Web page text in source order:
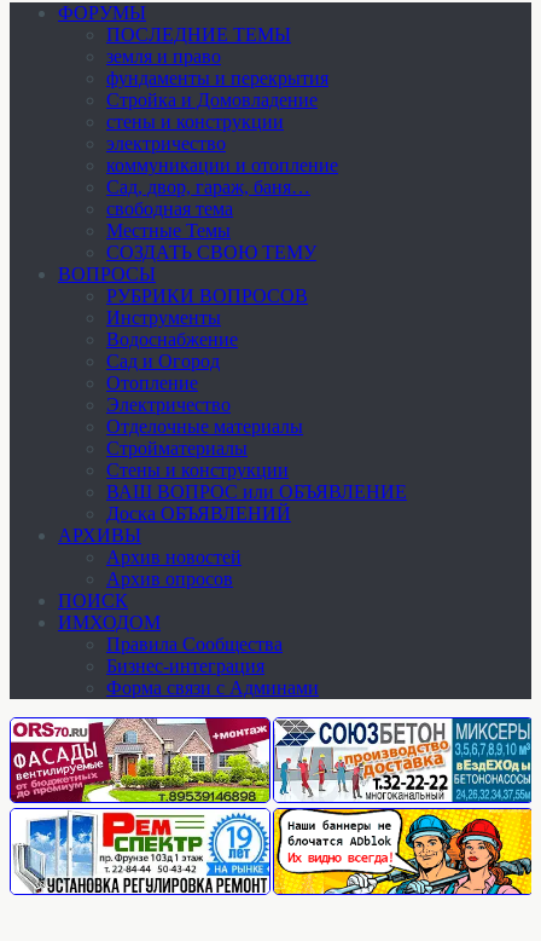
ФОРУМЫ
ПОСЛЕДНИЕ ТЕМЫ
земля и право
фундаменты и перекрытия
Стройка и Домовладение
стены и конструкции
электричество
коммуникации и отопление
Cад, двор, гараж, баня…
свободная тема
Местные Темы
СОЗДАТЬ СВОЮ ТЕМУ
ВОПРОСЫ
РУБРИКИ ВОПРОСОВ
Инструменты
Водоснабжение
Сад и Огород
Отопление
Электричество
Отделочные материалы
Стройматериалы
Стены и конструкции
ВАШ ВОПРОС или ОБЪЯВЛЕНИЕ
Доска ОБЪЯВЛЕНИЙ
АРХИВЫ
Архив новостей
Архив опросов
ПОИСК
ИМХОДОМ
Правила Сообщества
Бизнес-интеграция
Форма связи с Админами